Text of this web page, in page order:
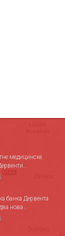
медицинске
банка Дервента
нова...